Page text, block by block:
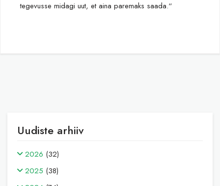
tegevusse midagi uut, et aina paremaks saada.“
Uudiste arhiiv
2026 (32)
2025 (38)